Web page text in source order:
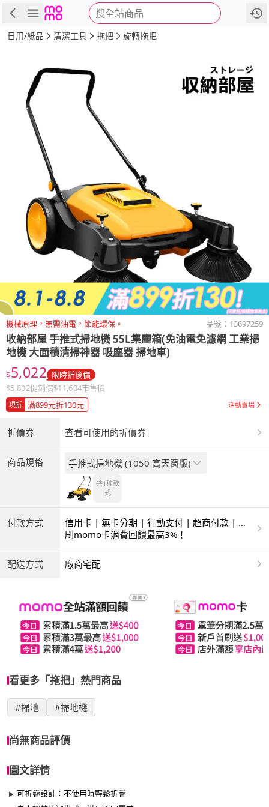
搜全站商品
商品 評價 詳情
日用/紙品 清潔工具 拖把 旋轉拖把
機械原理，無需油電，節能環保。 品號： 13697259
收納部屋手推式掃地機 55L集塵箱(免油電免濾網 工業掃
地機 大面積清掃神器 吸塵器 掃地車)
$5,022 限時折後價
$5,802促銷價$11,604市售價
現折 滿899元折130元 活動賣場
折價券 查看可使用的折價券
商品規格 手推式掃地機 (1050 高天窗版)
共1種款
式
付款方式
信用卡 | 無卡分期 | 行動支付 | 超商付款 | 銀
聯卡
刷momo卡消費回饋最高3%！
配送方式 廠商宅配
看更多「拖把」熱門商品
#掃地 #掃地機
尚無商品評價
圖文詳情
可折疊設計：不使用時輕鬆折疊